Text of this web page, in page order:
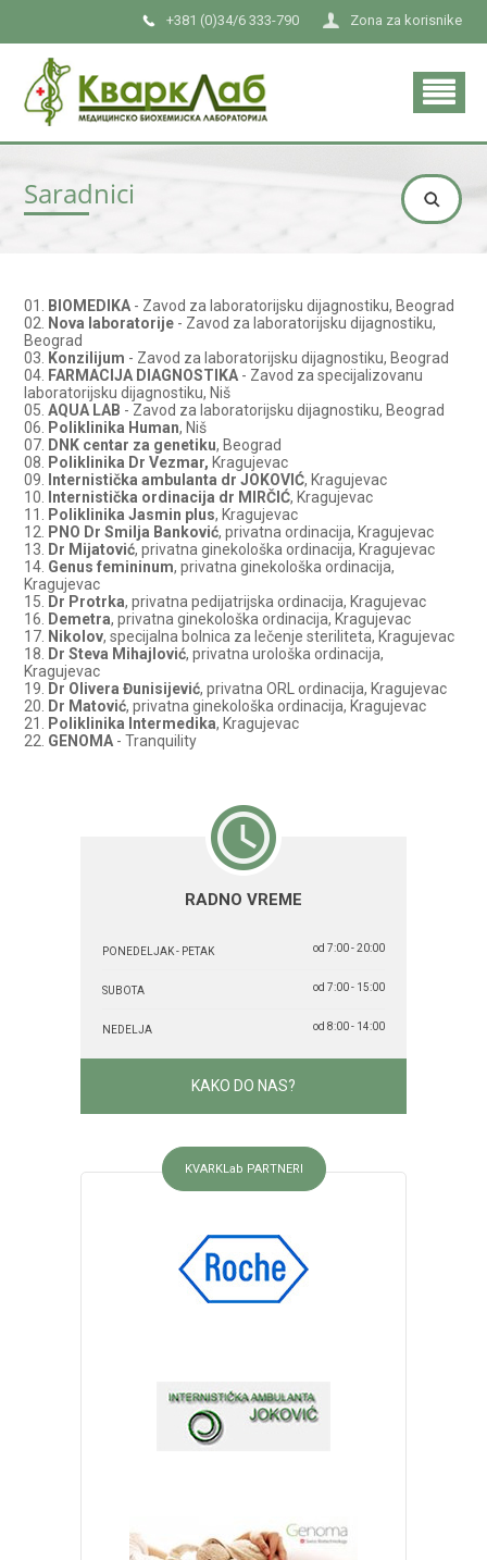
Zona za korisnike
+381 (0)34/6 333-790
Saradnici
01. BIOMEDIKA - Zavod za laboratorijsku dijagnostiku, Beograd
02.
Nova laboratorije - Zavod za laboratorijsku dijagnostiku,
Beograd
03.
Konzilijum - Zavod za laboratorijsku dijagnostiku, Beograd
04. FARMACIJA DIAGNOSTIKA - Zavod za specijalizovanu
laboratorijsku dijagnostiku, Niš
05.AQUA LAB - Zavod za laboratorijsku dijagnostiku, Beograd
06.
Poliklinika Human, Niš
07. DNK centar za genetiku, Beograd
08.
Poliklinika Dr Vezmar, Kragujevac
09.
Internistička ambulanta dr JOKOVIĆ, Kragujevac
10.
Internistička ordinacija dr MIRČIĆ, Kragujevac
11.
Poliklinika Jasmin plus, Kragujevac
12.
PNO Dr Smilja Banković, privatna ordinacija, Kragujevac
13.
Dr Mijatović, privatna ginekološka ordinacija, Kragujevac
14. Genus femininum, privatna ginekološka ordinacija,
Kragujevac
15.
Dr Protrka, privatna pedijatrijska ordinacija, Kragujevac
16.
Demetra, privatna ginekološka ordinacija, Kragujevac
17. Nikolov, specijalna bolnica za lečenje steriliteta, Kragujevac
18.
Dr Steva Mihajlović, privatna urološka ordinacija,
Kragujevac
19.
Dr Olivera Đunisijević, privatna ORL ordinacija, Kragujevac
20.
Dr Matović, privatna ginekološka ordinacija, Kragujevac
21.
Poliklinika Intermedika, Kragujevac
22. GENOMA - Tranquility
RADNO VREME
PONEDELJAK - PETAK od 7:00 - 20:00
SUBOTA od 7:00 - 15:00
NEDELJA od 8:00 - 14:00
KAKO DO NAS?
KVARKLab PARTNERI